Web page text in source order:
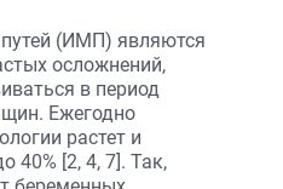
(ИМП) являются
осложнений,
в период
Ежегодно
растет и
40% [2, 4, 7]. Так,